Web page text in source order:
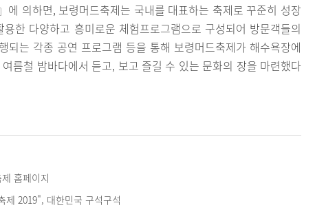
에 의하면, 보령머드축제는 국내를 대표하는 축제로 꾸준히 성장
한 다양하고 흥미로운 체험프로그램으로 구성되어 방문객들의
되는 각종 공연 프로그램 등을 통해 보령머드축제가 해수욕장에
름철 밤바다에서 듣고, 보고 즐길 수 있는 문화의 장을 마련했다
홈페이지
제 2019", 대한민국 구석구석